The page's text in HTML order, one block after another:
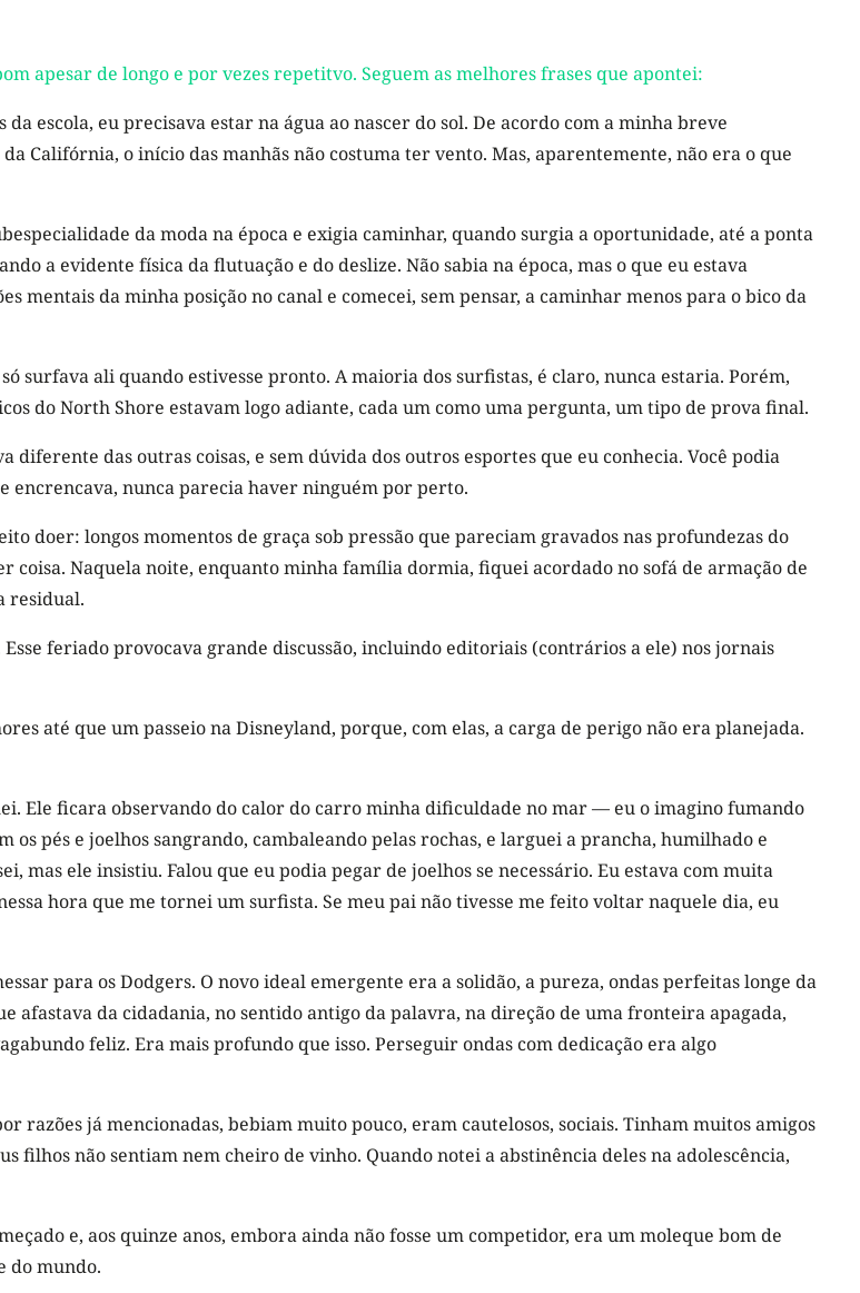
apesar de longo e por vezes repetitvo. Seguem as melhores frases que apontei:
escola, eu precisava estar na água ao nascer do sol. De acordo com a minha breve
Califórnia, o início das manhãs não costuma ter vento. Mas, aparentemente, não era o que
da moda na época e exigia caminhar, quando surgia a oportunidade, até a ponta
a evidente física da flutuação e do deslize. Não sabia na época, mas o que eu estava
mentais da minha posição no canal e comecei, sem pensar, a caminhar menos para o bico da
surfava ali quando estivesse pronto. A maioria dos surfistas, é claro, nunca estaria. Porém,
do North Shore estavam logo adiante, cada um como uma pergunta, um tipo de prova final.
das outras coisas, e sem dúvida dos outros esportes que eu conhecia. Você podia
encrencava, nunca parecia haver ninguém por perto.
doer: longos momentos de graça sob pressão que pareciam gravados nas profundezas do
coisa. Naquela noite, enquanto minha família dormia, fiquei acordado no sofá de armação de
residual.
feriado provocava grande discussão, incluindo editoriais (contrários a ele) nos jornais
até que um passeio na Disneyland, porque, com elas, a carga de perigo não era planejada.
Ele ficara observando do calor do carro minha dificuldade no mar — eu o imagino fumando
os pés e joelhos sangrando, cambaleando pelas rochas, e larguei a prancha, humilhado e
mas ele insistiu. Falou que eu podia pegar de joelhos se necessário. Eu estava com muita
hora que me tornei um surfista. Se meu pai não tivesse me feito voltar naquele dia, eu
para os Dodgers. O novo ideal emergente era a solidão, a pureza, ondas perfeitas longe da
afastava da cidadania, no sentido antigo da palavra, na direção de uma fronteira apagada,
feliz. Era mais profundo que isso. Perseguir ondas com dedicação era algo
razões já mencionadas, bebiam muito pouco, eram cautelosos, sociais. Tinham muitos amigos
filhos não sentiam nem cheiro de vinho. Quando notei a abstinência deles na adolescência,
e, aos quinze anos, embora ainda não fosse um competidor, era um moleque bom de
do mundo.